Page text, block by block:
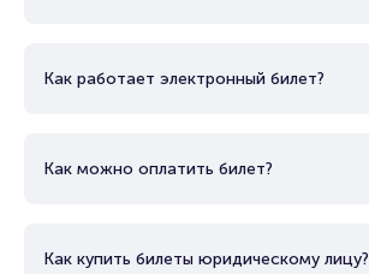
Как работает электронный билет?
Как можно оплатить билет?
Как купить билеты юридическому лицу?